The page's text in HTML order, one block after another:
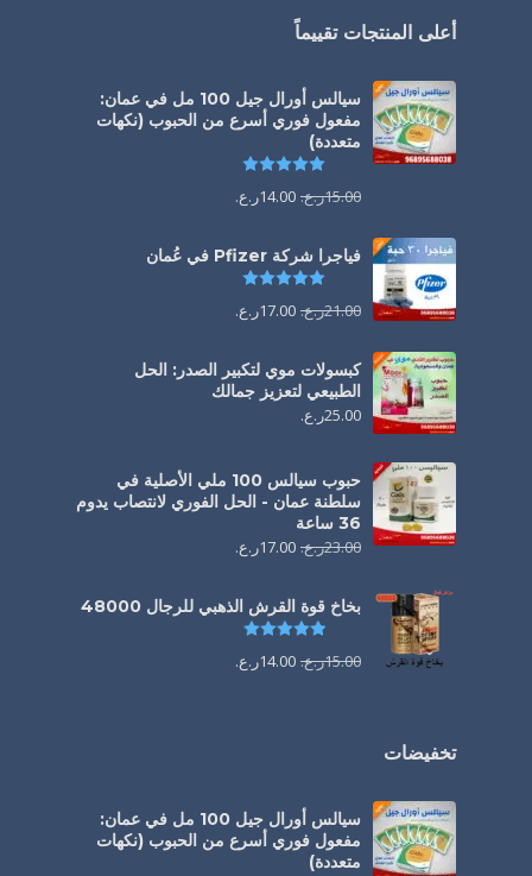
أعلى المنتجات تقييماً
سيالس أورال جيل 100 مل في عمان:
مفعول فوري أسرع من الحبوب (نكهات
متعددة)
15.00ر.ع. 14.00ر.ع.
فياجرا شركة Pfizer في عُمان
21.00ر.ع. 17.00ر.ع.
كبسولات موي لتكبير الصدر: الحل
الطبيعي لتعزيز جمالك
25.00ر.ع.
حبوب سيالس 100 ملي الأصلية في
سلطنة عمان - الحل الفوري لانتصاب يدوم
36 ساعة
23.00ر.ع. 17.00ر.ع.
بخاخ قوة القرش الذهبي للرجال 48000
تم التقييم
15.00ر.ع. 14.00ر.ع.
تخفيضات
سيالس أورال جيل 100 مل في عمان:
مفعول فوري أسرع من الحبوب (نكهات
متعددة)